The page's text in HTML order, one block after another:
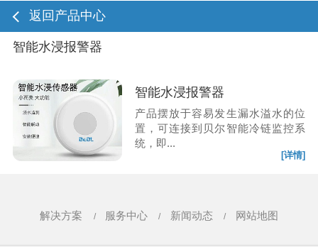
返回产品中心
智能水浸报警器
智能水浸报警器
产品摆放于容易发生漏水溢水的位
置，可连接到贝尔智能冷链监控系
统，即...
[详情]
解决方案 服务中心 新闻动态 网站地图